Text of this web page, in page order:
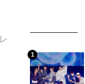
1